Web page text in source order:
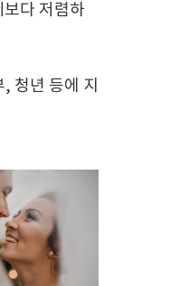
다 저렴하
청년 등에 지